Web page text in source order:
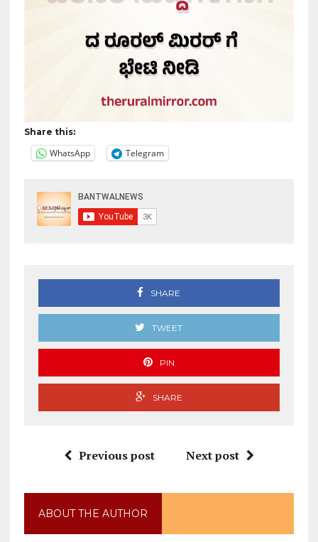
Share this:
WhatsApp Telegram
SHARE
TWEET
PIN
SHARE
Previous post Next post
ABOUT THE AUTHOR